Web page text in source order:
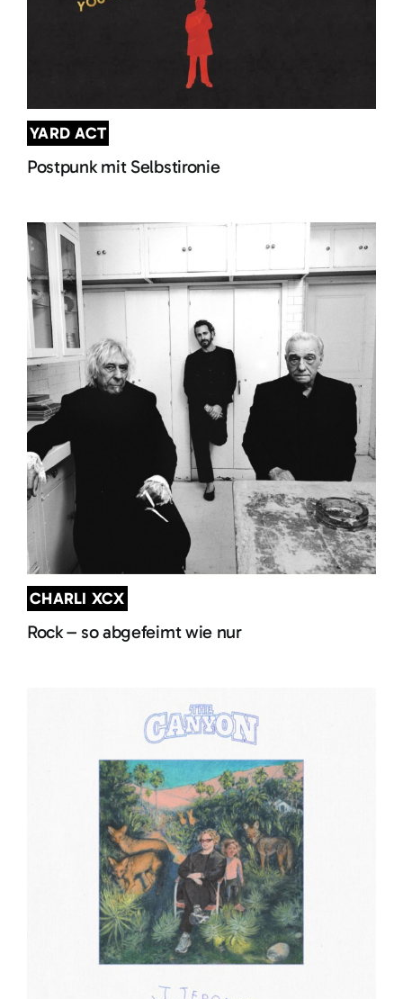
YARD ACT
Postpunk mit Selbstironie
CHARLI XCX
Rock – so abgefeimt wie nur